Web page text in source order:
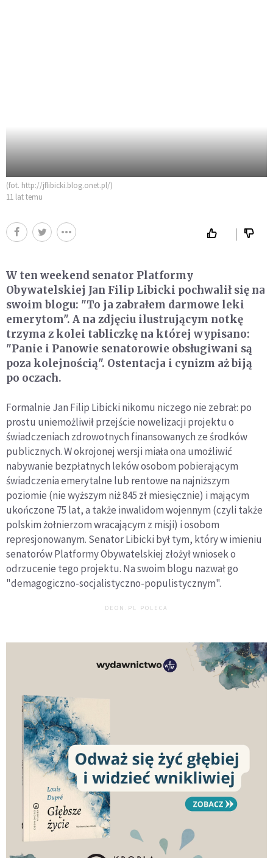
(fot. http://jflibicki.blog.onet.pl/)
11 lat temu
W ten weekend senator Platformy
Obywatelskiej Jan Filip Libicki pochwalił się na
swoim blogu: "To ja zabrałem darmowe leki
emerytom". A na zdjęciu ilustrującym notkę
trzyma z kolei tabliczkę na której wypisano:
"Panie i Panowie senatorowie obsługiwani są
poza kolejnością". Ostentacja i cynizm aż biją
po oczach.
Formalnie Jan Filip Libicki nikomu niczego nie zebrał: po
prostu uniemożliwił przejście nowelizacji projektu o
świadczeniach zdrowotnych finansowanych ze środków
publicznych. W okrojonej wersji miała ona umożliwić
nabywanie bezpłatnych leków osobom pobierającym
świadczenia emerytalne lub rentowe na najniższym
poziomie (nie wyższym niż 845 zł miesięcznie) i mającym
ukończone 75 lat, a także inwalidom wojennym (czyli także
polskim żołnierzom wracającym z misji) i osobom
represjonowanym. Senator Libicki był tym, który w imieniu
senatorów Platformy Obywatelskiej złożył wniosek o
odrzucenie tego projektu. Na swoim blogu nazwał go
"demagogiczno-socjalistyczno-populistycznym".
DEON.PL POLECA